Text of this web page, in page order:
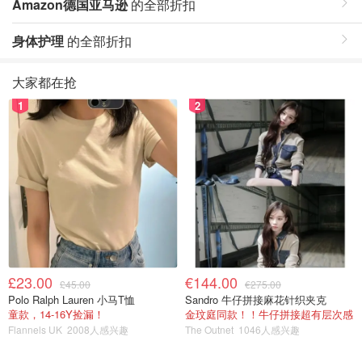
Amazon德国亚马逊的全部折扣
身体护理 的全部折扣
大家都在抢
1
£23.00 £45.00
Polo Ralph Lauren 小马T恤
童款，14-16Y捡漏！
Flannels UK 2008人感兴趣
2
€144.00 €275.00
Sandro 牛仔拼接麻花针织夹克
金玟庭同款！！牛仔拼接超有层次感
The Outnet 1046人感兴趣